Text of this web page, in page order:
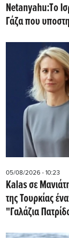
Netanyahu:Tο
Γάζα που
05/08/2026 - 10:23
Kalas σε
της Τουρκίας
"Γαλάζια